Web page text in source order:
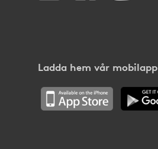
Ladda hem vår mobilapp